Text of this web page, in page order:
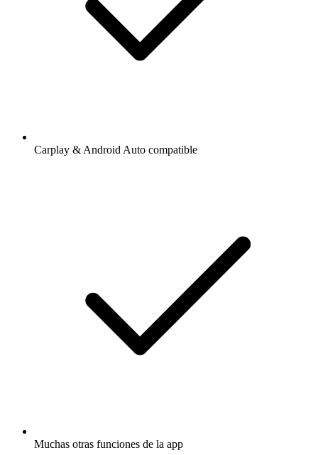
Carplay & Android Auto compatible
Muchas otras funciones de la app